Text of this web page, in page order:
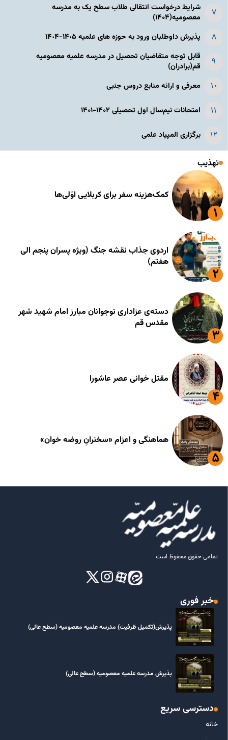
شرایط درخواست انتقالی طلاب سطح یک به مدرسه
معصومیه(۱۴۰۴)
پذیرش داوطلبان ورود به حوزه های علمیه ١۴٠۵-١۴٠۴
قابل توجه متقاضیان تحصیل در مدرسه علمیه معصومیه
قم(برادران)
معرفی و ارائه منابع دروس جنبی
امتحانات نیم‌سال اول تحصیلی ۱۴۰۲-۱۴۰۱
برگزاری المپیاد علمی
تهذیب
کمک‌هزینه سفر برای کربلایی اوّلی‌ها
اردوی جذاب نقشه جنگ (ویژه پسران پنجم الی
هفتم)
دسته‌ی عزاداری نوجوانان مبارز امام شهید شهر
مقدس قم
مقتل خوانی عصر عاشورا
هماهنگی و اعزام «سخنرانِ روضه خوان»
تمامی حقوق محفوظ است
خبر فوری
پذیرش(تکمیل ظرفیت) مدرسه علمیه معصومیه‌ (سطح عالی)
پذیرش مدرسه علمیه معصومیه‌ (سطح عالی)
دسترسی سریع
خانه